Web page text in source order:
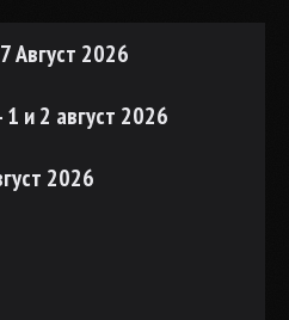
Август 2026
1 и 2 август 2026
2026